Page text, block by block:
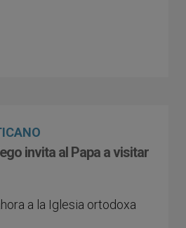
invita al Papa a visitar
a la Iglesia ortodoxa